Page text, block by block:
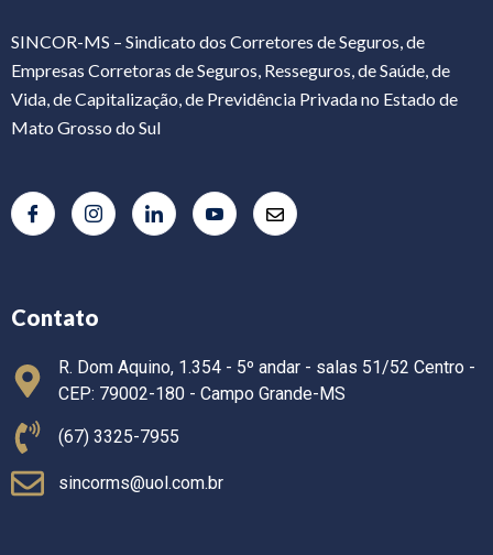
SINCOR-MS – Sindicato dos Corretores de Seguros, de
Empresas Corretoras de Seguros, Resseguros, de Saúde, de
Vida, de Capitalização, de Previdência Privada no Estado de
Mato Grosso do Sul
Contato
R. Dom Aquino, 1.354 - 5º andar - salas 51/52 Centro -
CEP: 79002-180 - Campo Grande-MS
(67) 3325-7955
sincorms@uol.com.br